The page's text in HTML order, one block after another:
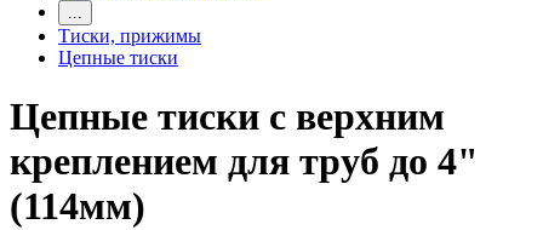
...
Тиски, прижимы
Цепные тиски
Цепные тиски с верхним
креплением для труб до 4"
(114мм)